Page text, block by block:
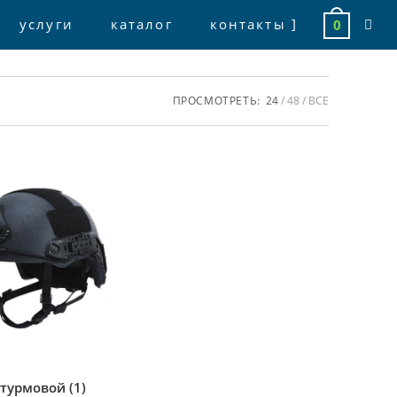
услуги каталог контакты ] 0
ПРОСМОТРЕТЬ: 24 48 ВСЕ
(1)